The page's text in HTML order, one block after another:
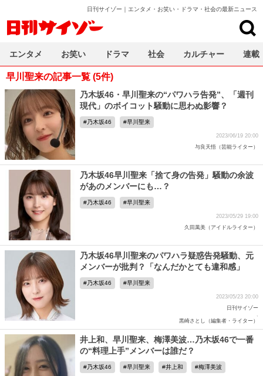
日刊サイゾー｜エンタメ・お笑い・ドラマ・社会の最新ニュース
早川聖来の記事一覧 (5件)
乃木坂46・早川聖来の“パワハラ告発”、「週刊
現代」のボイコット騒動に思わぬ影響？
乃木坂46 早川聖来
2023/06/19 20:00
与良天悟（芸能ライター）
乃木坂46早川聖来「捨て身の告発」騒動の余波
があのメンバーにも…？
乃木坂46 早川聖来
2023/05/29 19:00
久田萬美（アイドルライター）
乃木坂46早川聖来のパワハラ疑惑告発騒動、元
メンバーが批判？「なんだかとても違和感」
乃木坂46 早川聖来
2023/05/23 20:00
日刊サイゾー
,
黒崎さとし（編集者・ライター）
井上和、早川聖来、梅澤美波…乃木坂46で一番
の“料理上手”メンバーは誰だ？
乃木坂46 早川聖来 井上和 梅澤美波
エンタメ お笑い ドラマ 社会 カルチャー 連載